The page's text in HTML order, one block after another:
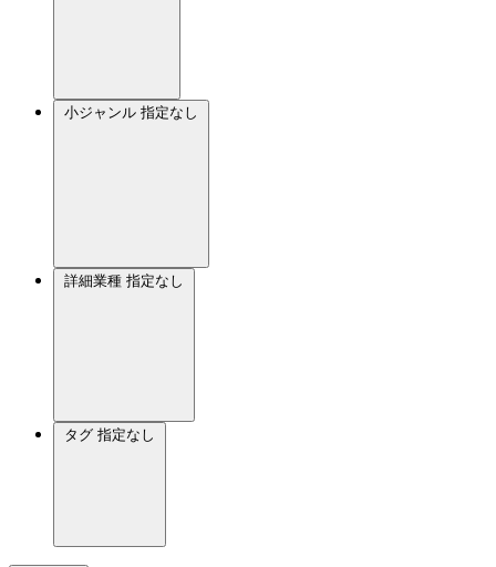
小ジャンル 指定なし
詳細業種 指定なし
タグ 指定なし